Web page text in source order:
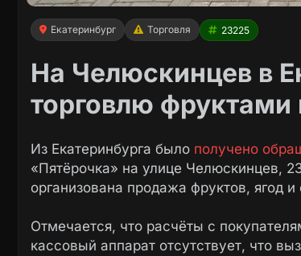
Екатеринбург Торговля 23225
На Челюскинцев в
торговлю
Из Екатеринбурга было получено
«Пятёрочка» на улице Челюскинцев,
организована продажа фруктов, ягод
Отмечается, что расчёты с
кассовый аппарат отсутствует, что